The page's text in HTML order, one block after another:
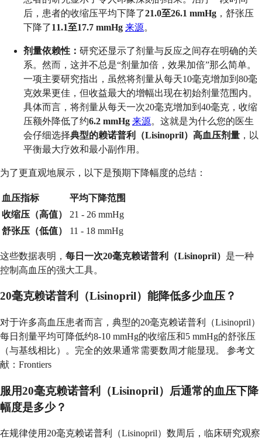
后，患者的收缩压平均下降了21.0至26.1 mmHg ，舒张压
下降了11.1至17.7 mmHg 来源。
剂量依赖性： 研究还显示了剂量与反应之间存在明确的关
系。然而，这并不总是“剂量加倍，效果加倍”那么简单。
一项主要研究指出，虽然将剂量从每天10毫克增加到80毫
克效果更佳，但收益最大的增幅出现在初始剂量范围内。
具体而言，将剂量从每天一次20毫克增加到40毫克，收缩
压额外降低了约6.2 mmHg 来源。这就是为什么您的医生
会仔细选择典型的赖诺普利（Lisinopril）高血压剂量 ，以
平衡最大疗效和最小副作用。
为了更直观地展示，以下是预期下降幅度的总结：
血压指标
平均下降范围
收缩压（高值）
21 - 26 mmHg
舒张压（低值）
11 - 18 mmHg
这些数据表明， 每日一次20毫克赖诺普利（Lisinopril） 是一种
控制高血压的强大工具。
20毫克赖诺普利（Lisinopril）能降低多少血压？
对于许多高血压患者而言，典型的20毫克赖诺普利（Lisinopril）
每日剂量平均可降低约8-10 mmHg的收缩压和5 mmHg的舒张压
（与基线相比）。完全的效果通常需要数周才能显现。 参考文
献：Frontiers
服用20毫克赖诺普利（Lisinopril）后通常的血压下降
幅度是多少？
在规律使用20毫克赖诺普利（Lisinopril）数周后，临床研究观察